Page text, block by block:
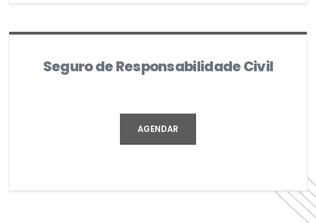
Seguro de Responsabilidade Civil
AGENDAR